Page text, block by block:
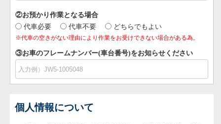
②お預かり作業となる場合
代車必要
代車不要 どちらでもよい
※代車の空きがない理由により作業をお受けできない場合がある為。
③お車のフレームナンバー(車台番号)をお知らせください
個人情報について